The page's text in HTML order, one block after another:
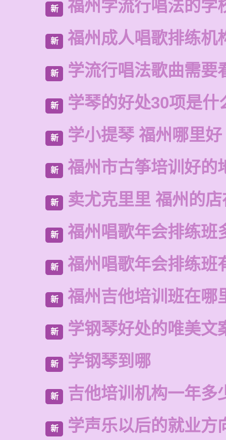
新 福州学流行唱法的学
新 福州成人唱歌排练机
新 学流行唱法歌曲需要
新 学琴的好处30项是什
新 学小提琴 福州哪里好
新 福州市古筝培训好的
新 卖尤克里里 福州的
新 福州唱歌年会排练班
新 福州唱歌年会排练班
新 福州吉他培训班在哪
新 学钢琴好处的唯美文
新 学钢琴到哪
新 吉他培训机构一年多
新 学声乐以后的就业方